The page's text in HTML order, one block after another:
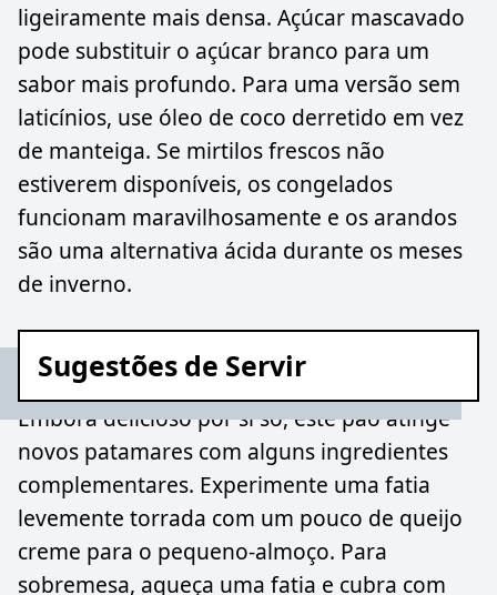
ligeiramente mais densa. Açúcar mascavado
pode substituir o açúcar branco para um
sabor mais profundo. Para uma versão sem
laticínios, use óleo de coco derretido em vez
de manteiga. Se mirtilos frescos não
estiverem disponíveis, os congelados
funcionam maravilhosamente e os arandos
são uma alternativa ácida durante os meses
de inverno.
Sugestões de Servir
Embora delicioso por si só, este pão atinge
novos patamares com alguns ingredientes
complementares. Experimente uma fatia
levemente torrada com um pouco de queijo
creme para o pequeno-almoço. Para
sobremesa, aqueça uma fatia e cubra com